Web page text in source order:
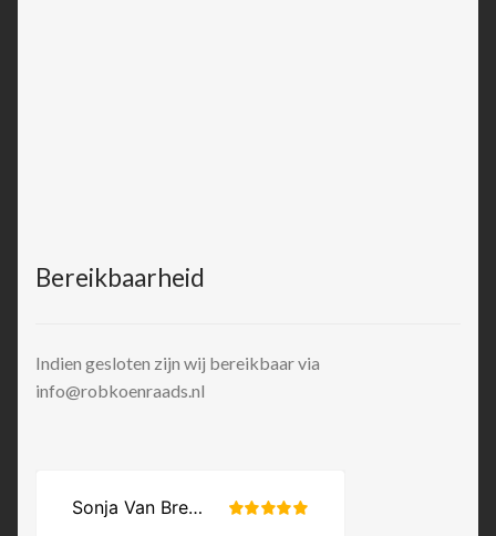
Bereikbaarheid
Indien gesloten zijn wij bereikbaar via
info@robkoenraads.nl